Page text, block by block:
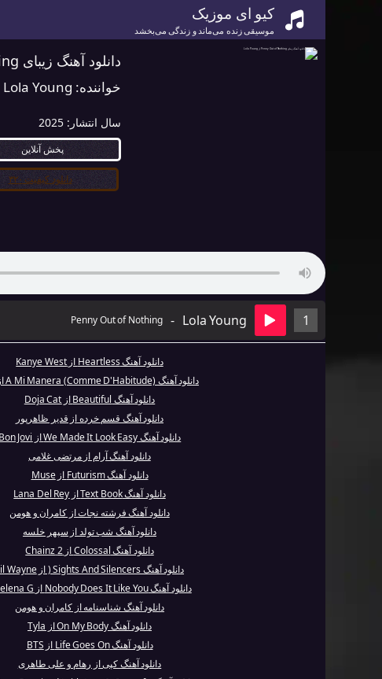
کیو ای موزیک
موسیقی زنده می‌ماند و زندگی می‌بخشد
دانلود آهنگ زیبای Penny Out of Nothing از Lola Young
خواننده: Lola Young
سال انتشار: 2025
پخش آنلاین
دانلود کیفیت ۳۲۰
1
Lola Young
-
Penny Out of Nothing
دانلود آهنگ Heartless از Kanye West
دانلود آهنگ A Mi Manera (Comme D'Habitude) از G...
دانلود آهنگ Beautiful از Doja Cat
دانلود آهنگ قسم خرده از قدیر ظاھرپور
دانلود آهنگ We Made It Look Easy از Bon Jovi
دانلود آهنگ آرام از مرتضی غلامی
دانلود آهنگ Futurism از Muse
دانلود آهنگ Text Book از Lana Del Rey
دانلود آهنگ فرشته نجات از کامران و هومن
دانلود آهنگ شب تولد از سپهر خلسه
دانلود آهنگ Colossal از 2 Chainz
دانلود آهنگ Sights And Silencers ( از Lil Wayne
دانلود آهنگ Nobody Does It Like You از Selena G...
دانلود آهنگ شناسنامه از کامران و هومن
دانلود آهنگ On My Body از Tyla
دانلود آهنگ Life Goes On از BTS
دانلود آهنگ کپی از رهام و علی طاهری